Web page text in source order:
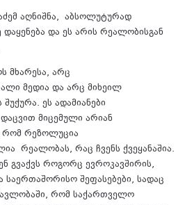
აღნიშნა, აბსოლუტურად
დაყენება და ეს არის რეალობისგან
მხარესა, არც
მედია და არც მიხეილ
ეს ადამიანები
მიცემული არიან
რომ რეზოლუცია
რეალობას, რაც ჩვენს ქვეყანაშია.
გვაქვს როგორც ევროკავშირის,
საერთაშორისო შეფასებები, სადაც
რომ საქართველო